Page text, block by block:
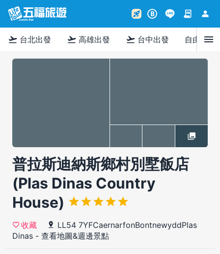
rocket_launch B contract person
flight_takeoff 台北出發 flight_takeoff 高雄出發 flight_takeoff 台中出發 自由行menu
普拉斯迪納斯鄉村別墅飯店
(Plas Dinas Country
House)
收藏
LL54 7YFCaernarfonBontnewyddPlas
Dinas - 查看地圖&週邊景點